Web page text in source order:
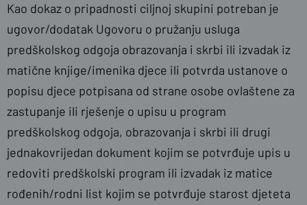
Kao dokaz o pripadnosti ciljnoj skupini potreban je
ugovor/dodatak Ugovoru o pružanju usluga
predškolskog odgoja obrazovanja i skrbi ili izvadak iz
matične knjige/imenika djece ili potvrda ustanove o
popisu djece potpisana od strane osobe ovlaštene za
zastupanje ili rješenje o upisu u program
predškolskog odgoja, obrazovanja i skrbi ili drugi
jednakovrijedan dokument kojim se potvrđuje upis u
redoviti predškolski program ili izvadak iz matice
rođenih/rodni list kojim se potvrđuje starost djeteta